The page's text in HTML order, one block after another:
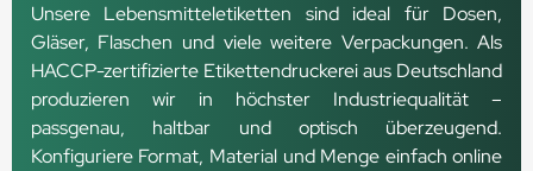
Unsere Lebensmitteletiketten sind ideal für Dosen,
Gläser, Flaschen und viele weitere Verpackungen. Als
HACCP-zertifizierte Etikettendruckerei aus Deutschland
produzieren wir in höchster Industriequalität –
passgenau, haltbar und optisch überzeugend.
Konfiguriere Format, Material und Menge einfach online